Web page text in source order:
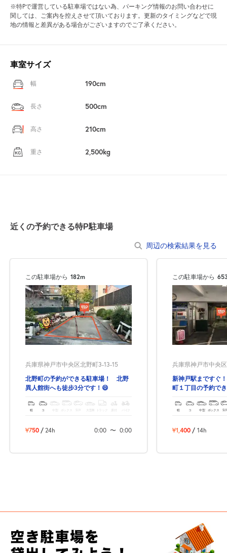
※特Pで運営している駐車場ではない為、パーキング情報のお問い合わせに
関しては、ご案内を控えさせて頂いております。更新のタイミングなどで現
地の情報と差異がある場合がございますのでご了承ください。
車室サイズ
幅 190cm
長さ 500cm
高さ 210cm
重さ 2,500kg
近くの予約できる特P駐車場
周辺の検索結果を見る
この駐車場から 182m
兵庫県神戸市中央区北野町3-13-15
北野町の予約ができる駐車場！ 北野
異人館街へも徒步3分です！😄
軽 コ ボックス SUV トラック バイク
¥750 / 24h 0:00 〜 0:00
この駐車場から
兵庫県神戸市中央
新神戸駅まですぐ
町１丁目の予約で
軽 コ 中型 ボックス
¥1,400 / 14h